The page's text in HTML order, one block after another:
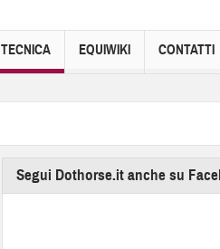
TECNICA EQUIWIKI CONTATTI
Segui Dothorse.it anche su